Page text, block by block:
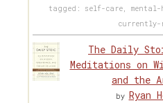
tagged: self-care, mental-
currently-
The Daily
Meditations on
and the
by Ryan